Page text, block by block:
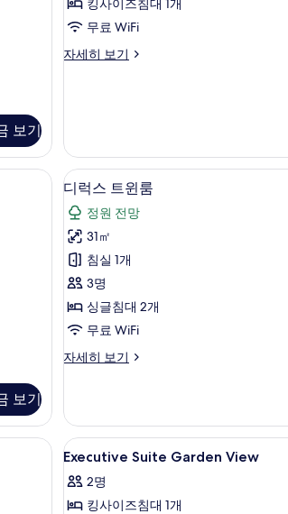
기
보기
스
트,
면
사
진
모
두
보
기
킹사이즈침대 1개
무료 WiFi
자세히 보기
이
스
위
트,
바
다
정
면
자
세
보
기
, 암막 커튼
보기
디
럭
스
트
윈
룸
사
모
보
기
디럭스
7
디럭스 트윈룸
정원 전망
31㎡
침실 1개
3명
싱글침대 2개
무료 WiFi
자세히 보기
디
윈
룸
자
히
보
실 내 금고, 책상, 암막 커튼
Executive
Suite
Garden
View
미니바,
8
Executive Suite Garden View
2명
킹사이즈침대 1개